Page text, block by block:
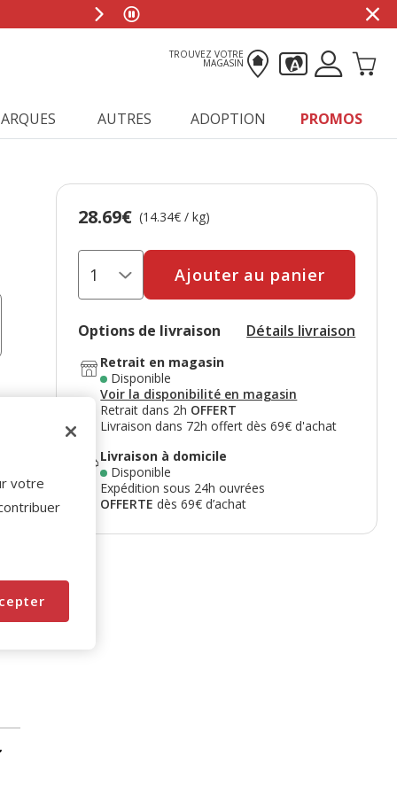
TROUVEZ VOTRE
MAGASIN
AUTRES ADOPTION PROMOS
Prix 28.69€, 14.34 EUR par kg
28.69€ (14.34€ / kg)
Ajouter au panier
Options de livraison Détails livraison
Retrait en magasin
Disponible
Voir la disponibilité en magasin
Retrait dans 2h OFFERT
Livraison dans 72h offert dès 69€ d'achat
Livraison à domicile
Disponible
Expédition sous 24h ouvrées
OFFERTEdès 69€ d’achat
votre